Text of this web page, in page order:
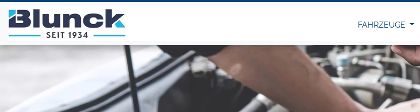
FAHRZEUGE